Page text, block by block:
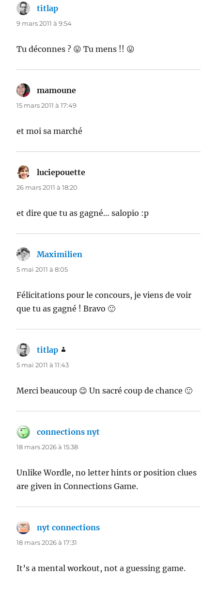
titlap
9 mars 2011 à 9:54
Tu déconnes ? 😛 Tu mens !! 😛
mamoune
15 mars 2011 à 17:49
et moi sa marché
luciepouette
26 mars 2011 à 18:20
et dire que tu as gagné… salopio :p
Maximilien
5 mai 2011 à 8:05
Félicitations pour le concours, je viens de voir
que tu as gagné ! Bravo 🙂
titlap
5 mai 2011 à 11:43
Merci beaucoup 😉 Un sacré coup de chance 🙂
connections nyt
18 mars 2026 à 15:38
Unlike Wordle, no letter hints or position clues
are given in Connections Game.
nyt connections
18 mars 2026 à 17:31
It’s a mental workout, not a guessing game.